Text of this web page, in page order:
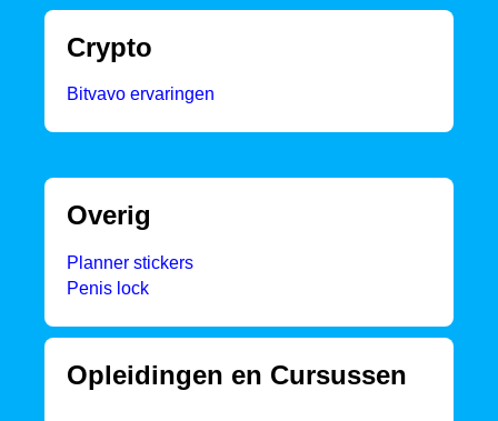
Crypto
Bitvavo ervaringen
Overig
Planner stickers
Penis lock
Opleidingen en Cursussen